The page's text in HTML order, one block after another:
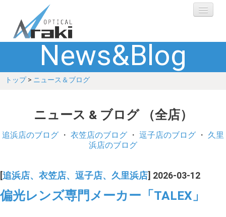
選ばれる理由
ブランド
補聴器
News&Blog
トップ> ニュース＆ブログ
ニュース & ブログ （全店）
追浜店のブログ ・ 衣笠店のブログ ・ 逗子店のブログ ・ 久里
浜店のブログ
追浜店、衣笠店、逗子店、久里浜店 ] 2026-03-12
偏光レンズ専門メーカー「TALEX」